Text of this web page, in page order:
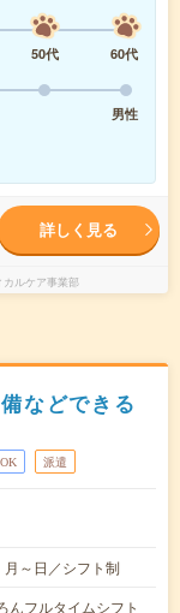
50代
60代
男性
詳しく見る
ルケア事業部
などできる
派遣
月～日／シフト制
フルタイムシフト